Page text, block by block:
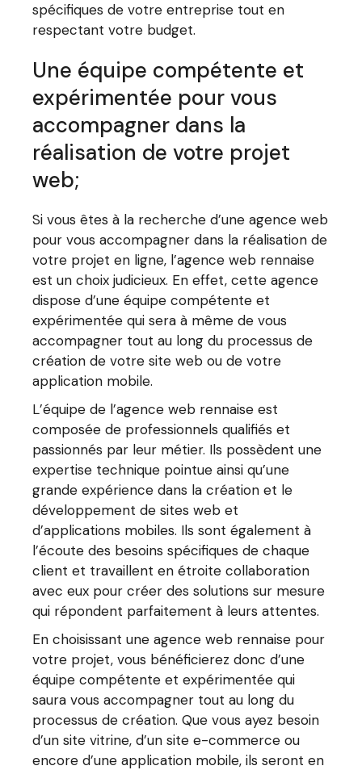
spécifiques de votre entreprise tout en
respectant votre budget.
Une équipe compétente et
expérimentée pour vous
accompagner dans la
réalisation de votre projet
web;
Si vous êtes à la recherche d’une agence web
pour vous accompagner dans la réalisation de
votre projet en ligne, l’agence web rennaise
est un choix judicieux. En effet, cette agence
dispose d’une équipe compétente et
expérimentée qui sera à même de vous
accompagner tout au long du processus de
création de votre site web ou de votre
application mobile.
L’équipe de l’agence web rennaise est
composée de professionnels qualifiés et
passionnés par leur métier. Ils possèdent une
expertise technique pointue ainsi qu’une
grande expérience dans la création et le
développement de sites web et
d’applications mobiles. Ils sont également à
l’écoute des besoins spécifiques de chaque
client et travaillent en étroite collaboration
avec eux pour créer des solutions sur mesure
qui répondent parfaitement à leurs attentes.
En choisissant une agence web rennaise pour
votre projet, vous bénéficierez donc d’une
équipe compétente et expérimentée qui
saura vous accompagner tout au long du
processus de création. Que vous ayez besoin
d’un site vitrine, d’un site e-commerce ou
encore d’une application mobile, ils seront en